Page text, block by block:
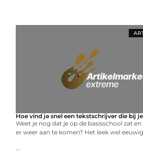
Hoe vind je snel een tekstschrijver die bij
Weet je nog dat je op de basisschool zat
er weer aan te komen? Het leek wel
...